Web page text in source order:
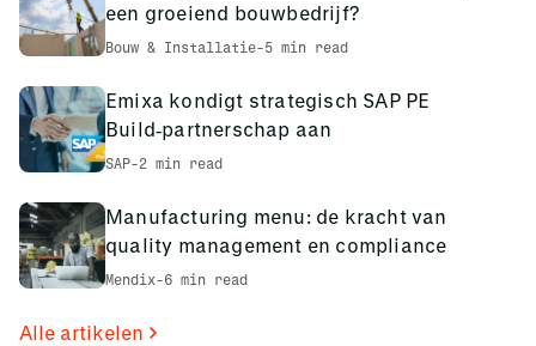
een groeiend bouwbedrijf?
Bouw & Installatie-5 min read
Emixa kondigt strategisch SAP PE
Build‑partnerschap aan
SAP-2 min read
Manufacturing menu: de kracht van
quality management en compliance
Mendix-6 min read
Alle artikelen